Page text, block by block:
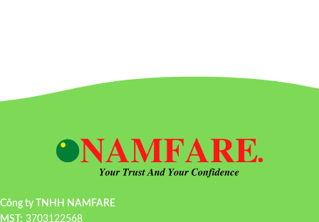
Công ty TNHH NAMFARE
MST: 3703122568